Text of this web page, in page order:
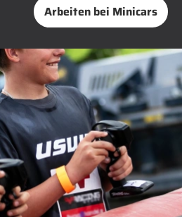
Arbeiten bei Minicars